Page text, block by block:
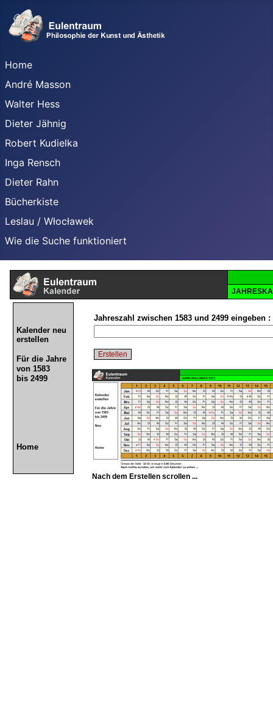
Home
André Masson
Walter Hess
Dieter Jähnig
Robert Kudielka
Inga Rensch
Dieter Rahn
Bücherkiste
Leslau / Włocławek
Wie die Suche funktioniert